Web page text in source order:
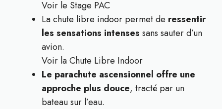
Voir le Stage PAC
La chute libre indoor permet de ressentir
les sensations intenses sans sauter d’un
avion.
Voir la Chute Libre Indoor
Le parachute ascensionnel offre une
approche plus douce, tracté par un
bateau sur l’eau.